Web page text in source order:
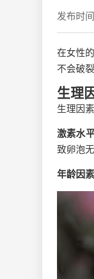
发布时
在女性
不会破
生理
生理因
激素水
致卵泡
年龄因素